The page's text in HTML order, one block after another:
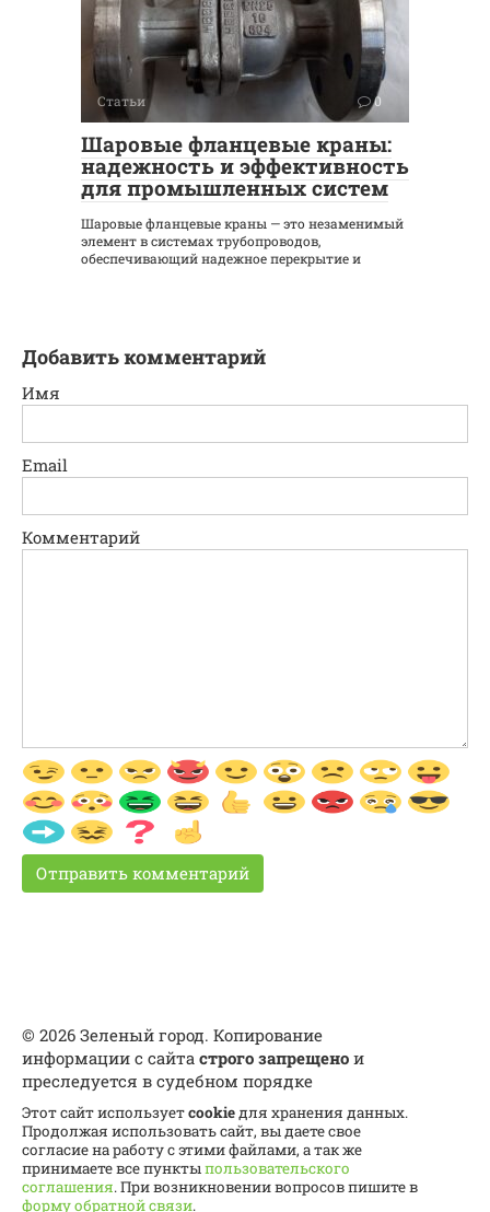
Статьи 0
Шаровые фланцевые краны:
надежность и эффективность
для промышленных систем
Шаровые фланцевые краны — это незаменимый
элемент в системах трубопроводов,
обеспечивающий надежное перекрытие и
Добавить комментарий
Имя
Email
Комментарий
© 2026 Зеленый город. Копирование
информации с сайта строго запрещено и
преследуется в судебном порядке
Этот сайт используетcookieдля хранения данных.
Продолжая использовать сайт, вы даете свое
согласие на работу с этими файлами, а так же
принимаете все пунктыпользовательского
соглашения. При возникновении вопросов пишите в
форму обратной связи.